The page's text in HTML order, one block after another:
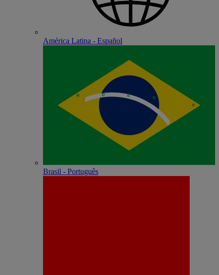
América Latina - Español
Brasil - Português